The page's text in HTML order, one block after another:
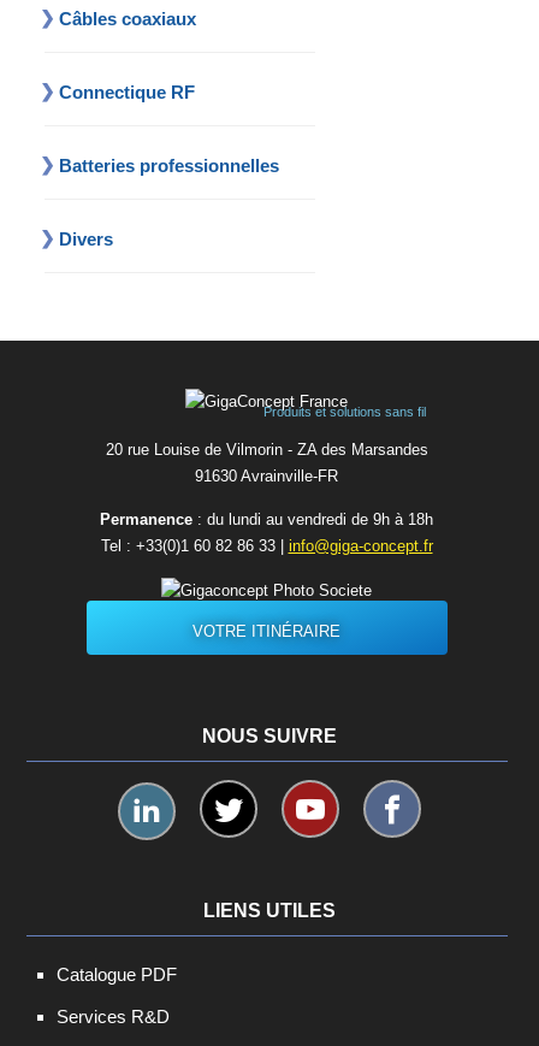
Câbles coaxiaux
Connectique RF
Batteries professionnelles
Divers
Produits et solutions sans fil
20 rue Louise de Vilmorin - ZA des Marsandes
91630 Avrainvilleㅤ-ㅤFR
Permanence : du lundi au vendredi de 9h à 18h
Tel : +33(0)1 60 82 86 33| info@giga-concept.fr
VOTRE ITINÉRAIRE
NOUS SUIVRE
LIENS UTILES
Catalogue PDF
Services R&D